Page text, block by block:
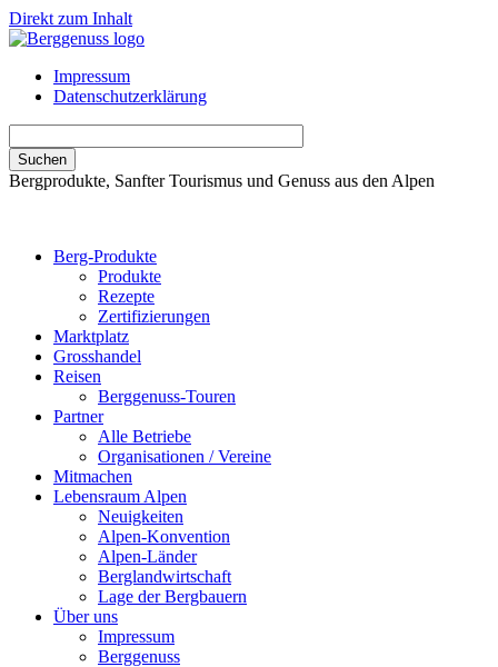
Direkt zum Inhalt
Impressum
Datenschutzerklärung
Bergprodukte, Sanfter Tourismus und Genuss aus den Alpen
Berg-Produkte
Produkte
Rezepte
Zertifizierungen
Marktplatz
Grosshandel
Reisen
Berggenuss-Touren
Partner
Alle Betriebe
Organisationen / Vereine
Mitmachen
Lebensraum Alpen
Neuigkeiten
Alpen-Konvention
Alpen-Länder
Berglandwirtschaft
Lage der Bergbauern
Über uns
Impressum
Berggenuss